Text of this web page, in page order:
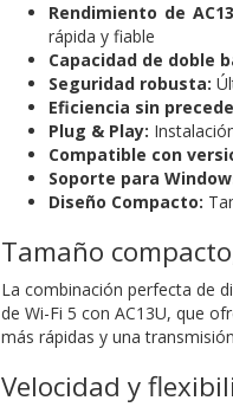
Rendimiento de
rápida y fiable
Capacidad de doble
Seguridad robusta:
Eficiencia sin
Plug & Play:
Compatible con
Soporte para
Diseño Compacto:
Tamaño
La combinación perfecta de
de Wi-Fi 5 con AC13U, que
más rápidas y una
Velocidad y